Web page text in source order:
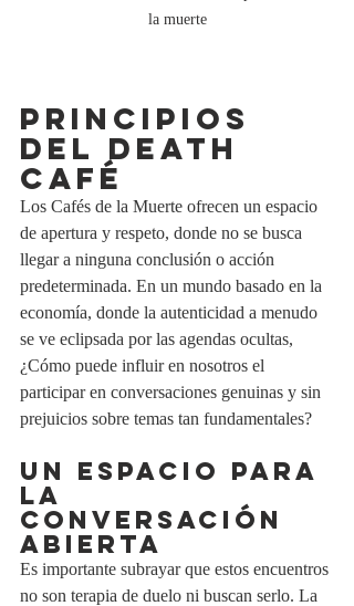
la muerte
PRINCIPIOS
DEL DEATH
CAFÉ
Los Cafés de la Muerte ofrecen un espacio
de apertura y respeto, donde no se busca
llegar a ninguna conclusión o acción
predeterminada. En un mundo basado en la
economía, donde la autenticidad a menudo
se ve eclipsada por las agendas ocultas,
¿Cómo puede influir en nosotros el
participar en conversaciones genuinas y sin
prejuicios sobre temas tan fundamentales?
UN ESPACIO PARA
LA
CONVERSACIÓN
ABIERTA
Es importante subrayar que estos encuentros
no son terapia de duelo ni buscan serlo. La